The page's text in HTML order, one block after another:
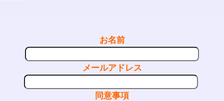
お名前
メールアドレス
同意事項